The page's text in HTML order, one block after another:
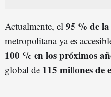
Actualmente, el 95 % de
metropolitana ya es
100 % en los próximos
global de 115 millones de